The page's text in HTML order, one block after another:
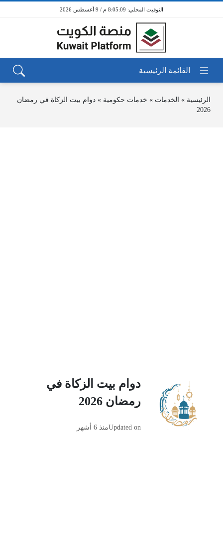
8:05:09 م / 9 أغسطس 2026
الرئيسية » الخدمات » خدمات حكومية » دوام بيت الزكاة في رمضان
2026
دوام بيت الزكاة في
رمضان 2026
Updated onمنذ 6 أشهر